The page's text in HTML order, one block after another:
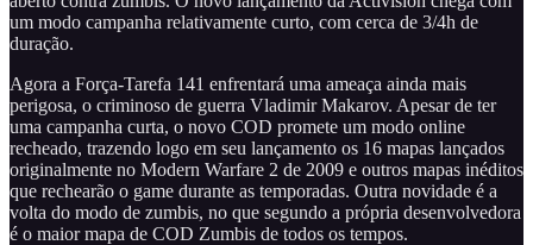
um modo campanha relativamente curto, com cerca de 3/4h de
duração.
Agora a Força-Tarefa 141 enfrentará uma ameaça ainda mais
perigosa, o criminoso de guerra Vladimir Makarov. Apesar de ter
uma campanha curta, o novo COD promete um modo online
recheado, trazendo logo em seu lançamento os 16 mapas lançados
originalmente no Modern Warfare 2 de 2009 e outros mapas inéditos
que rechearão o game durante as temporadas. Outra novidade é a
volta do modo de zumbis, no que segundo a própria desenvolvedora
é o maior mapa de COD Zumbis de todos os tempos.